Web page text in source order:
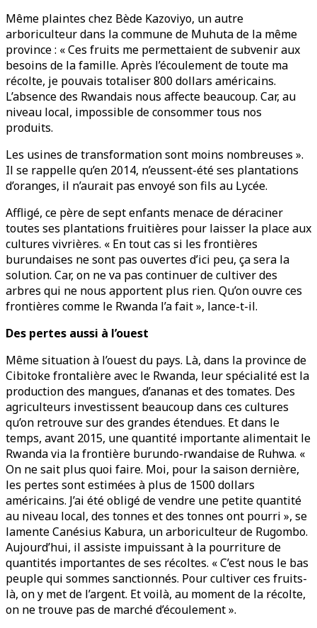
Même plaintes chez Bède Kazoviyo, un autre
arboriculteur dans la commune de Muhuta de la même
province : « Ces fruits me permettaient de subvenir aux
besoins de la famille. Après l’écoulement de toute ma
récolte, je pouvais totaliser 800 dollars américains.
L’absence des Rwandais nous affecte beaucoup. Car, au
niveau local, impossible de consommer tous nos
produits.
Les usines de transformation sont moins nombreuses ».
Il se rappelle qu’en 2014, n’eussent-été ses plantations
d’oranges, il n’aurait pas envoyé son fils au Lycée.
Affligé, ce père de sept enfants menace de déraciner
toutes ses plantations fruitières pour laisser la place aux
cultures vivrières. « En tout cas si les frontières
burundaises ne sont pas ouvertes d’ici peu, ça sera la
solution. Car, on ne va pas continuer de cultiver des
arbres qui ne nous apportent plus rien. Qu’on ouvre ces
frontières comme le Rwanda l’a fait », lance-t-il.
Des pertes aussi à l’ouest
Même situation à l’ouest du pays. Là, dans la province de
Cibitoke frontalière avec le Rwanda, leur spécialité est la
production des mangues, d’ananas et des tomates. Des
agriculteurs investissent beaucoup dans ces cultures
qu’on retrouve sur des grandes étendues. Et dans le
temps, avant 2015, une quantité importante alimentait le
Rwanda via la frontière burundo-rwandaise de Ruhwa. «
On ne sait plus quoi faire. Moi, pour la saison dernière,
les pertes sont estimées à plus de 1500 dollars
américains. J’ai été obligé de vendre une petite quantité
au niveau local, des tonnes et des tonnes ont pourri », se
lamente Canésius Kabura, un arboriculteur de Rugombo.
Aujourd’hui, il assiste impuissant à la pourriture de
quantités importantes de ses récoltes. « C’est nous le bas
peuple qui sommes sanctionnés. Pour cultiver ces fruits-
là, on y met de l’argent. Et voilà, au moment de la récolte,
on ne trouve pas de marché d’écoulement ».